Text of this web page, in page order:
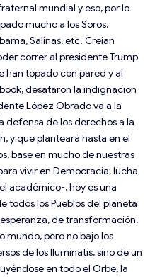
mundial y eso, por lo
mucho a los Soros,
Salinas, etc. Creían
correr al presidente Trump
han topado con pared y al
desataron la indignación
López Obrado va a la
defensa de los derechos a la
y que planteará hasta en el
base en mucho de nuestras
vivir en Democracia; lucha
académico-, hoy es una
todos los Pueblos del planeta
de transformación,
mundo, pero no bajo los
de los Iluminatis, sino de un
en todo el Orbe; la